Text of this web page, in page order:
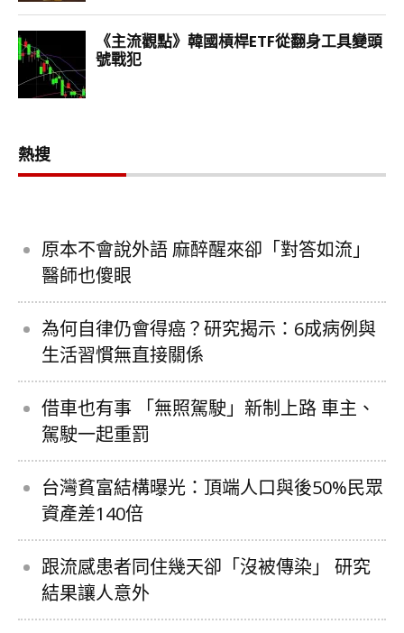
熱搜
原本不會說外語 麻醉醒來卻「對答如流」
醫師也傻眼
為何自律仍會得癌？研究揭示：6成病例與
生活習慣無直接關係
借車也有事 「無照駕駛」新制上路 車主、
駕駛一起重罰
台灣貧富結構曝光：頂端人口與後50%民眾
資產差140倍
跟流感患者同住幾天卻「沒被傳染」 研究
結果讓人意外